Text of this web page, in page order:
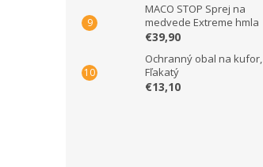
MACO STOP Sprej na
medvede Extreme hmla
€39,90
Ochranný obal na kufor,
Fľakatý
€13,10